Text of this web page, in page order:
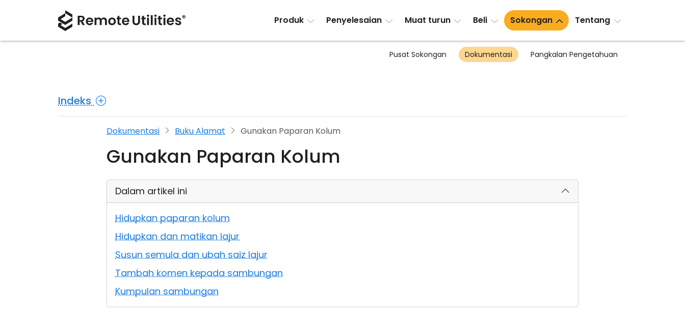
Produk Penyelesaian Muat turun Beli Sokongan Tentang
Pusat Sokongan Dokumentasi Pangkalan Pengetahuan
Indeks
Dokumentasi Buku Alamat Gunakan Paparan Kolum
Gunakan Paparan Kolum
Dalam artikel ini
Hidupkan paparan kolum
Hidupkan dan matikan lajur
Susun semula dan ubah saiz lajur
Tambah komen kepada sambungan
Kumpulan sambungan